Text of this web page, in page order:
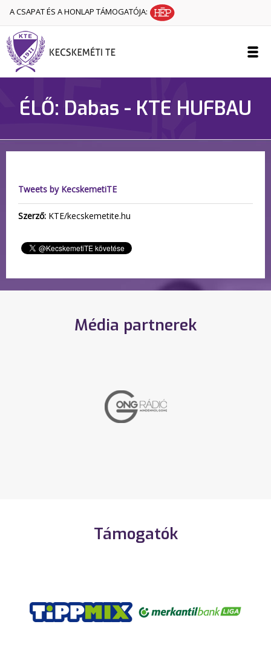
A CSAPAT ÉS A HONLAP TÁMOGATÓJA:
ÉLŐ: Dabas - KTE HUFBAU
Tweets by KecskemetiTE
Szerző: KTE/kecskemetite.hu
Média partnerek
Támogatók